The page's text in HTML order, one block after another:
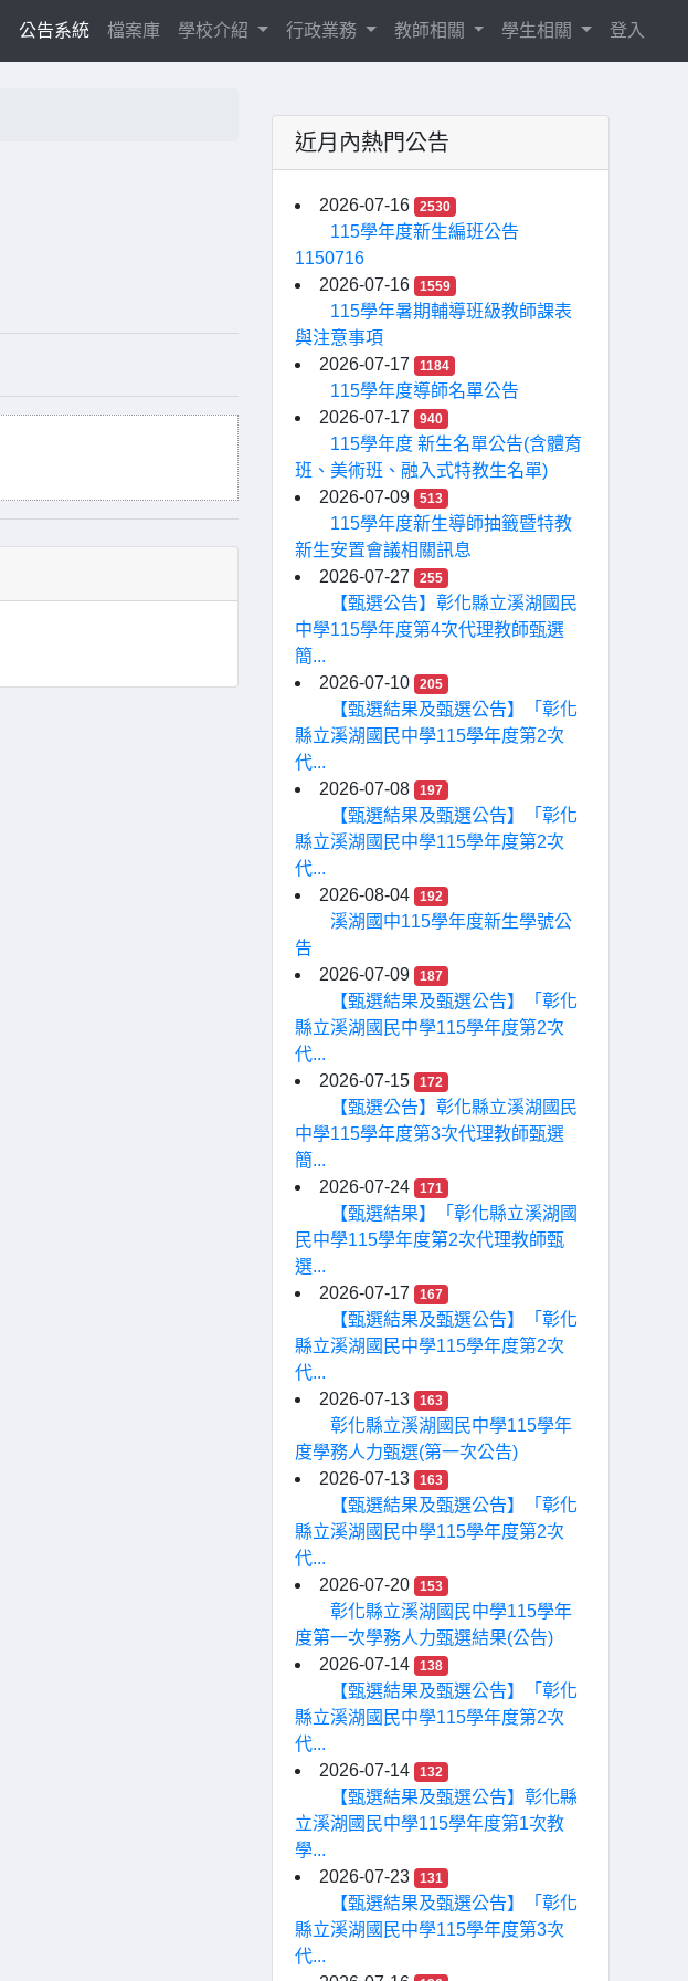
(current)
公告系統 檔案庫 學校介紹 行政業務 教師相關 學生相關 登入
近月內熱門公告
2026-07-16 2530
115學年度新生編班公告
1150716
2026-07-16
1559
115學年暑期輔導班級教師課表
與注意事項
2026-07-17
1184
115學年度導師名單公告
2026-07-17
940
115學年度 新生名單公告(含體育
班、美術班、融入式特教生名單)
2026-07-09
513
115學年度新生導師抽籤暨特教
新生安置會議相關訊息
2026-07-27
255
【甄選公告】彰化縣立溪湖國民
中學115學年度第4次代理教師甄選
簡...
2026-07-10
205
【甄選結果及甄選公告】「彰化
縣立溪湖國民中學115學年度第2次
代...
2026-07-08
197
【甄選結果及甄選公告】「彰化
縣立溪湖國民中學115學年度第2次
代...
2026-08-04
192
溪湖國中115學年度新生學號公
告
2026-07-09
187
【甄選結果及甄選公告】「彰化
縣立溪湖國民中學115學年度第2次
代...
2026-07-15
172
【甄選公告】彰化縣立溪湖國民
中學115學年度第3次代理教師甄選
簡...
2026-07-24
171
【甄選結果】「彰化縣立溪湖國
民中學115學年度第2次代理教師甄
選...
2026-07-17
167
【甄選結果及甄選公告】「彰化
縣立溪湖國民中學115學年度第2次
代...
2026-07-13
163
彰化縣立溪湖國民中學115學年
度學務人力甄選(第一次公告)
2026-07-13
163
【甄選結果及甄選公告】「彰化
縣立溪湖國民中學115學年度第2次
代...
2026-07-20
153
彰化縣立溪湖國民中學115學年
度第一次學務人力甄選結果(公告)
2026-07-14
138
【甄選結果及甄選公告】「彰化
縣立溪湖國民中學115學年度第2次
代...
2026-07-14
132
【甄選結果及甄選公告】彰化縣
立溪湖國民中學115學年度第1次教
學...
2026-07-23
131
【甄選結果及甄選公告】「彰化
縣立溪湖國民中學115學年度第3次
代...